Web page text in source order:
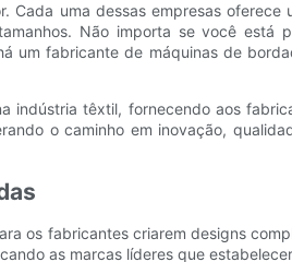
uma dessas empresas
Não importa se você está
um fabricante de máquinas de
têxtil, fornecendo aos
o caminho em inovação,
os fabricantes criarem designs
as marcas líderes que